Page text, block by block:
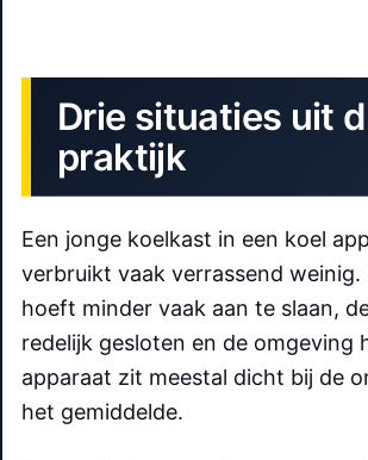
Drie situaties uit
praktijk
Een jonge koelkast in een koel
verbruikt vaak verrassend weinig.
hoeft minder vaak aan te slaan,
redelijk gesloten en de omgeving
apparaat zit meestal dicht bij de
het gemiddelde.